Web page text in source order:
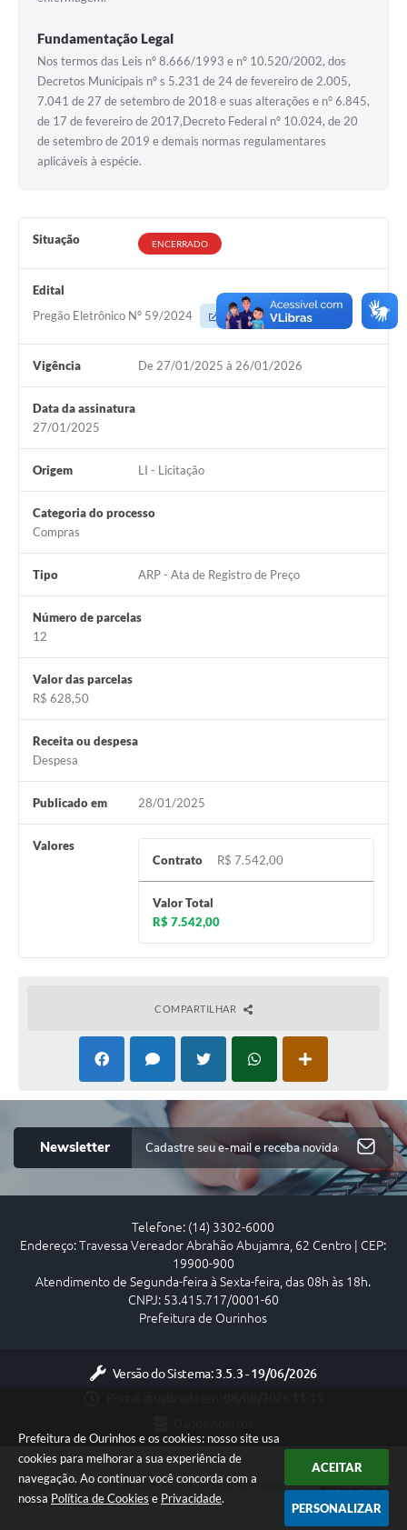
Prefeitura de Ourinhos e os cookies: nosso site usa
cookies para melhorar a sua experiência de
navegação. Ao continuar você concorda com a
nossa Política de Cookies e Privacidade.
ACEITAR
PERSONALIZAR
Fundamentação Legal
Nos termos das Leis nº 8.666/1993 e nº 10.520/2002, dos
Decretos Municipais nº s 5.231 de 24 de fevereiro de 2.005,
7.041 de 27 de setembro de 2018 e suas alterações e n° 6.845,
de 17 de fevereiro de 2017,Decreto Federal nº 10.024, de 20
de setembro de 2019 e demais normas regulamentares
aplicáveis à espécie.
Situação ENCERRADO
Edital
Pregão Eletrônico Nº 59/2024
Acessar
Vigência De 27/01/2025 à 26/01/2026
Data da assinatura
27/01/2025
Origem LI - Licitação
Categoria do processo
Compras
Tipo ARP - Ata de Registro de Preço
Número de parcelas
12
Valor das parcelas
R$ 628,50
Receita ou despesa
Despesa
Publicado em 28/01/2025
Valores
Contrato
R$ 7.542,00
Valor Total
R$ 7.542,00
COMPARTILHAR
Newsletter
Telefone: (14) 3302-6000
Endereço: Travessa Vereador Abrahão Abujamra, 62 Centro | CEP:
19900-900
Atendimento de Segunda-feira à Sexta-feira, das 08h às 18h.
CNPJ: 53.415.717/0001-60
Prefeitura de Ourinhos
Versão do Sistema:3.5.3 - 19/06/2026
Copyright Instar - 2006-2026. Todos os direitos reservados -
Instar Tecnologia